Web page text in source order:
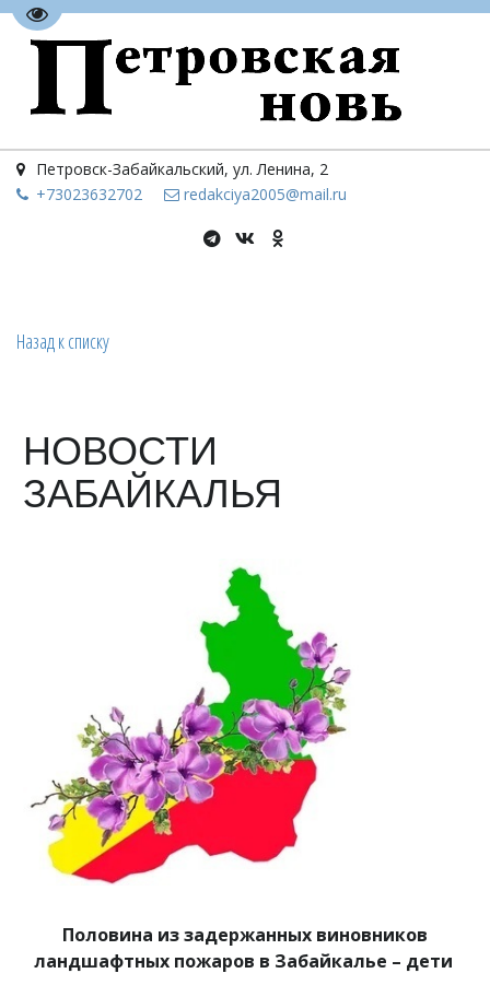
Перейти на версию для слабовидящих
Петровск-Забайкальский, ул. Ленина, 2
+73023632702 redakciya2005@mail.ru
Назад к списку
НОВОСТИ
ЗАБАЙКАЛЬЯ
Половина из задержанных виновников
ландшафтных пожаров в Забайкалье – дети